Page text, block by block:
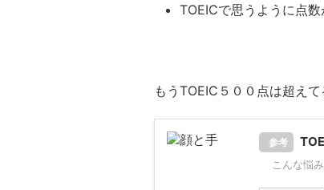
TOEICで思うように点数
もうTOEIC５００点は超え
参考
こんな悩み